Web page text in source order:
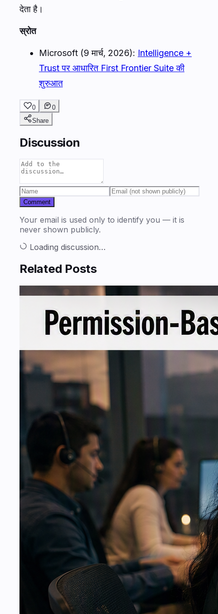
देता है।
स्रोत
Microsoft (9 मार्च, 2026): Intelligence +
Trust पर आधारित First Frontier Suite की
शुरुआत
0
0
Share
Discussion
Comment
Your email is used only to identify you — it is
never shown publicly.
Loading discussion…
Related Posts